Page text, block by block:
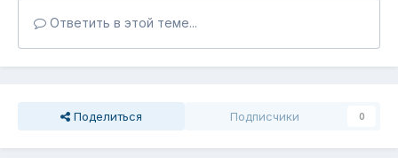
Ответить в этой теме...
Поделиться Подписчики 0